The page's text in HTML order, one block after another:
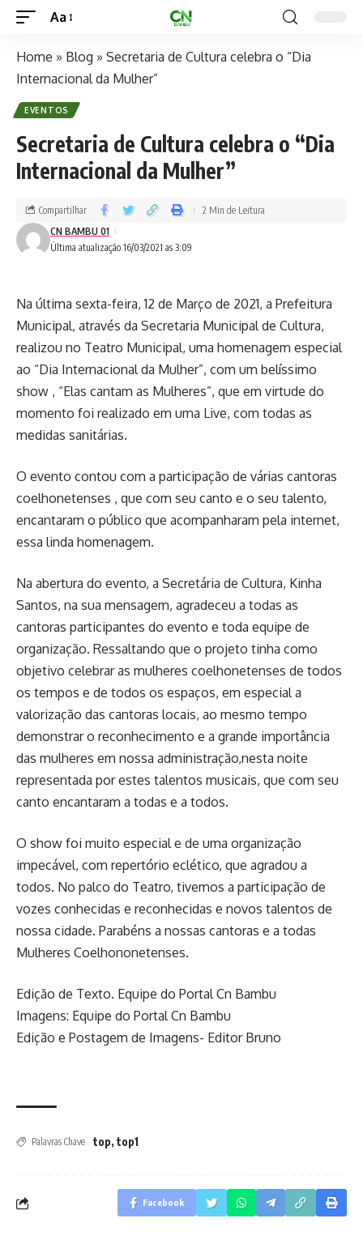
Aa
Home » Blog » Secretaria de Cultura celebra o “Dia
Internacional da Mulher”
EVENTOS
Secretaria de Cultura celebra o “Dia
Internacional da Mulher”
Última atualização 16/03/2021 as 3:09
CN BAMBU 01
Compartilhar 2 Min de Leitura
Na última sexta-feira, 12 de Março de 2021, a Prefeitura
Municipal, através da Secretaria Municipal de Cultura,
realizou no Teatro Municipal, uma homenagem especial
ao “Dia Internacional da Mulher”, com um belíssimo
show , “Elas cantam as Mulheres”, que em virtude do
momento foi realizado em uma Live, com todas as
medidas sanitárias.
O evento contou com a participação de várias cantoras
coelhonetenses , que com seu canto e o seu talento,
encantaram o público que acompanharam pela internet,
essa linda homenagem.
Na abertura do evento, a Secretária de Cultura, Kinha
Santos, na sua mensagem, agradeceu a todas as
cantoras participantes do evento e toda equipe de
organização. Ressaltando que o projeto tinha como
objetivo celebrar as mulheres coelhonetenses de todos
os tempos e de todos os espaços, em especial a
valorização das cantoras locais, ao mesmo tempo
demonstrar o reconhecimento e a grande importância
das mulheres em nossa administração,nesta noite
representada por estes talentos musicais, que com seu
canto encantaram a todas e a todos.
O show foi muito especial e de uma organização
impecável, com repertório eclético, que agradou a
todos. No palco do Teatro, tivemos a participação de
vozes conhecidas e reconhecidas e novos talentos de
nossa cidade. Parabéns a nossas cantoras e a todas
Mulheres Coelhononetenses.
Edição de Texto. Equipe do Portal Cn Bambu
Imagens: Equipe do Portal Cn Bambu
Edição e Postagem de Imagens- Editor Bruno
Palavras Chave top, top1
Facebook